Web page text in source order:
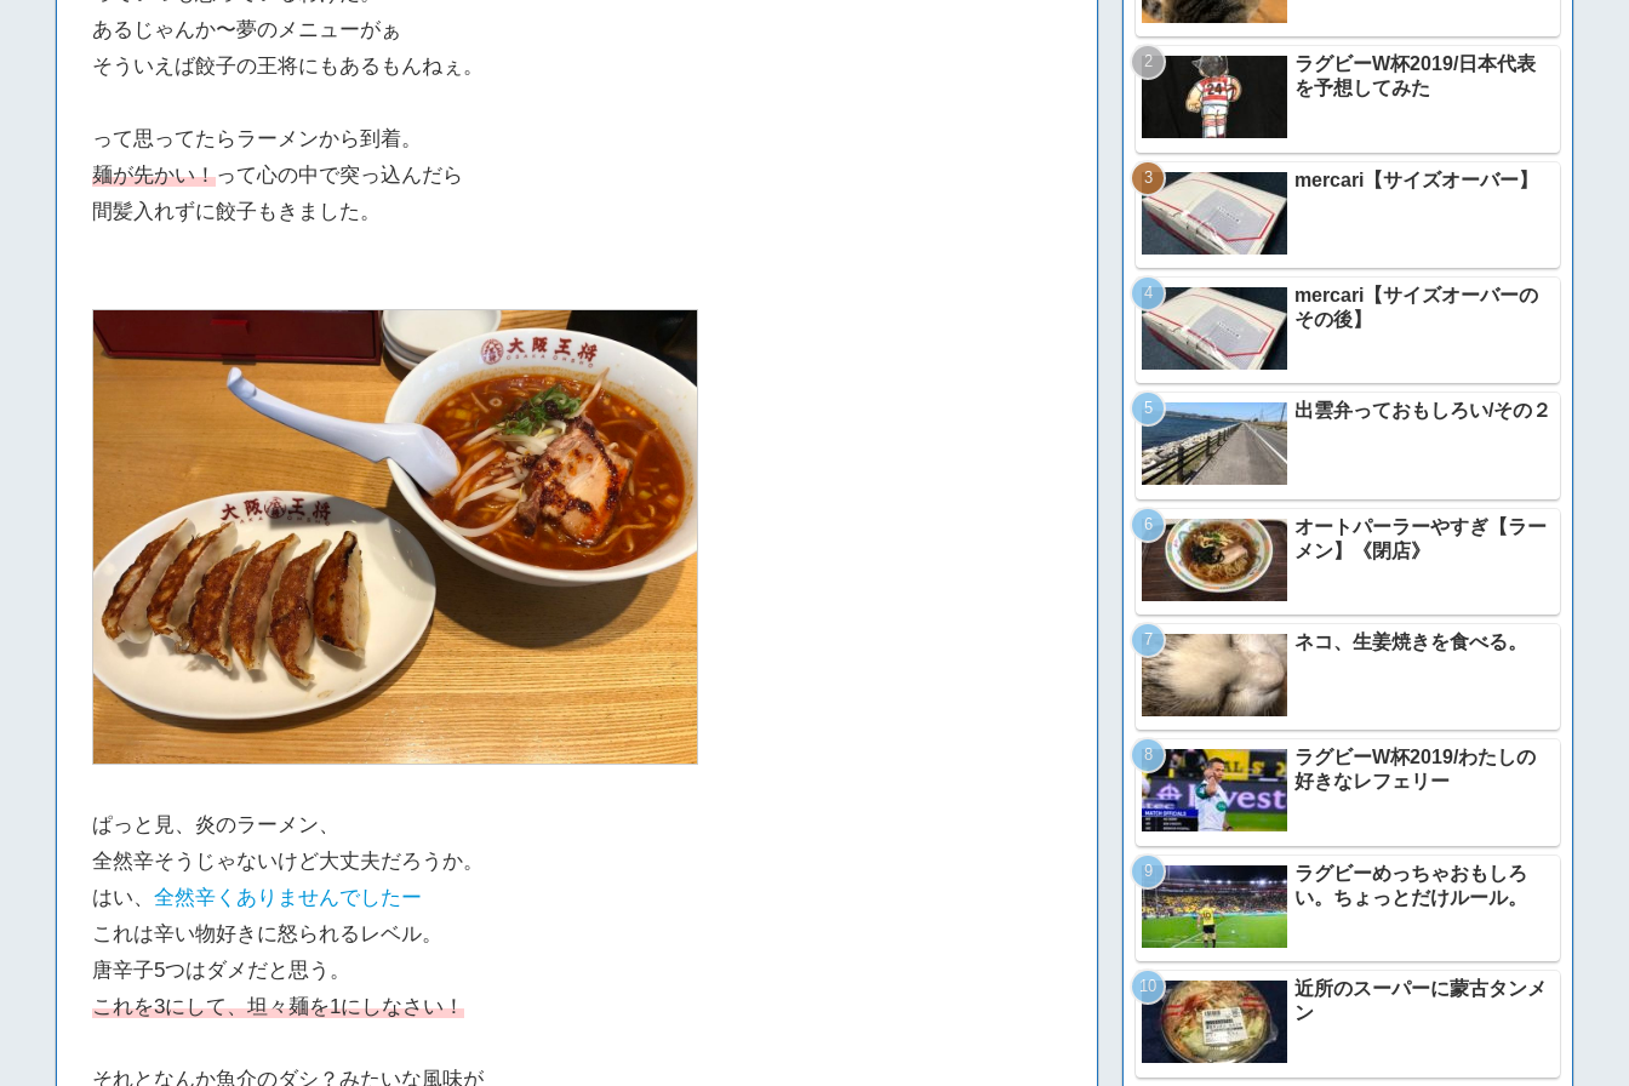
あるじゃんか〜夢のメニューがぁ
そういえば餃子の王将にもあるもんねぇ。
って思ってたらラーメンから到着。
麺が先かい！って心の中で突っ込んだら
間髪入れずに餃子もきました。
ぱっと見、炎のラーメン、
全然辛そうじゃないけど大丈夫だろうか。
はい、 全然辛くありませんでしたー
これは辛い物好きに怒られるレベル。
唐辛子5つはダメだと思う。
これを3にして、坦々麺を1にしなさい！
それとなんか魚介のダシ？みたいな風味が
ラグビーW杯2019/日本代表
を予想してみた
mercari【サイズオーバー】
mercari【サイズオーバーの
その後】
出雲弁っておもしろい/その２
オートパーラーやすぎ【ラー
メン】《閉店》
ネコ、生姜焼きを食べる。
ラグビーW杯2019/わたしの
好きなレフェリー
ラグビーめっちゃおもしろ
い。ちょっとだけルール。
近所のスーパーに蒙古タンメ
ン